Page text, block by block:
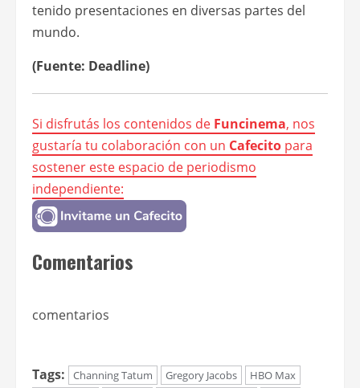
tenido presentaciones en diversas partes del
mundo.
(Fuente: Deadline)
Si disfrutás los contenidos de Funcinema, nos
gustaría tu colaboración con un Cafecito para
sostener este espacio de periodismo
independiente:
Comentarios
comentarios
Tags: Channing Tatum Gregory Jacobs
HBO Max